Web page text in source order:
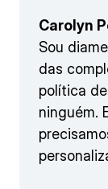
Carolyn
Sou
das
política
ninguém.